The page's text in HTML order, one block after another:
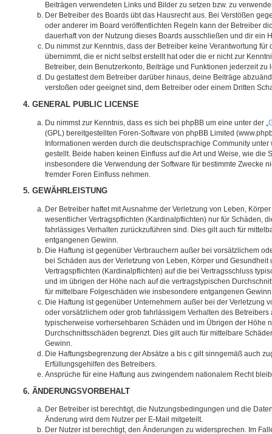
Beiträgen verwendeten Links und Bilder zu setzen bzw. zu
Der Betreiber des Boards übt das Hausrecht aus. Bei Verstößen
oder anderer im Board veröffentlichten Regeln kann der Betreiber
dauerhaft von der Nutzung dieses Boards ausschließen und dir ein
Du nimmst zur Kenntnis, dass der Betreiber keine Verantwortung für
übernimmt, die er nicht selbst erstellt hat oder die er nicht zur
Betreiber, dein Benutzerkonto, Beiträge und Funktionen jederzeit zu
Du gestattest dem Betreiber darüber hinaus, deine Beiträge
verstoßen oder geeignet sind, dem Betreiber oder einem Dritten
4. GENERAL PUBLIC LICENSE
Du nimmst zur Kenntnis, dass es sich bei phpBB um eine unter der „
(GPL) bereitgestellten Foren-Software von phpBB Limited
Informationen werden durch die deutschsprachige Community unter
gestellt. Beide haben keinen Einfluss auf die Art und Weise, wie die
insbesondere die Verwendung der Software für bestimmte Zwecke
fremder Foren Einfluss nehmen.
5. GEWÄHRLEISTUNG
Der Betreiber haftet mit Ausnahme der Verletzung von Leben,
wesentlicher Vertragspflichten (Kardinalpflichten) nur für Schäden,
fahrlässiges Verhalten zurückzuführen sind. Dies gilt auch für
entgangenen Gewinn.
Die Haftung ist gegenüber Verbrauchern außer bei vorsätzlichem
bei Schäden aus der Verletzung von Leben, Körper und
Vertragspflichten (Kardinalpflichten) auf die bei Vertragsschluss
und im übrigen der Höhe nach auf die vertragstypischen
für mittelbare Folgeschäden wie insbesondere entgangenen
Die Haftung ist gegenüber Unternehmern außer bei der Verletzung
oder vorsätzlichem oder grob fahrlässigem Verhalten des Betreibers
typischerweise vorhersehbaren Schäden und im Übrigen der Höhe
Durchschnittsschäden begrenzt. Dies gilt auch für mittelbare
Gewinn.
Die Haftungsbegrenzung der Absätze a bis c gilt sinngemäß auch
Erfüllungsgehilfen des Betreibers.
Ansprüche für eine Haftung aus zwingendem nationalem Recht
6. ÄNDERUNGSVORBEHALT
Der Betreiber ist berechtigt, die Nutzungsbedingungen und die
Änderung wird dem Nutzer per E-Mail mitgeteilt.
Der Nutzer ist berechtigt, den Änderungen zu widersprechen. Im